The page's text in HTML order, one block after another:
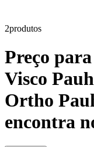
2produtos
Preço para
Visco
Ortho
encontra